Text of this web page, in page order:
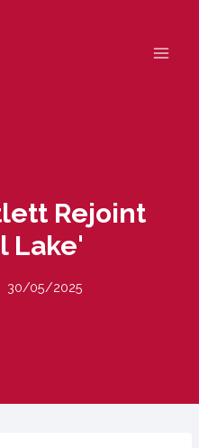
Rejoint
Lake'
30/05/2025